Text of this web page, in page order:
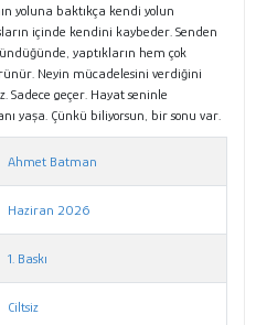
yoluna baktıkça kendi yolun
içinde kendini kaybeder. Senden
yaptıkların hem çok
Neyin mücadelesini verdiğini
Sadece geçer. Hayat seninle
yaşa. Çünkü biliyorsun, bir sonu var.
Ahmet Batman
Haziran 2026
1. Baskı
Ciltsiz